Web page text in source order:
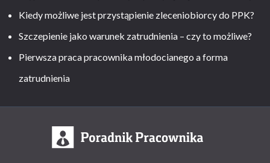
Kiedy możliwe jest przystąpienie zleceniobiorcy do PPK?
Szczepienie jako warunek zatrudnienia – czy to możliwe?
Pierwsza praca pracownika młodocianego a forma
zatrudnienia